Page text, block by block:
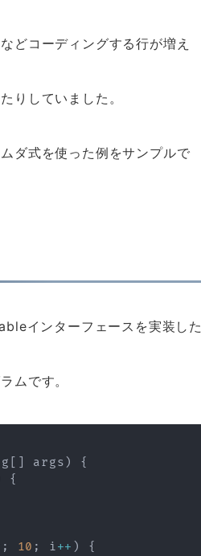
どコーディングする行が増え
りしていました。
ダ式を使った例をサンプルで
インターフェースを実装した
ムです。
args )
{
{
; 10 ; i++ )
{